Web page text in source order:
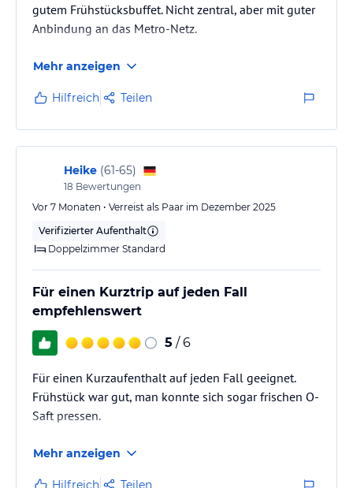
gutem Frühstücksbuffet. Nicht zentral, aber mit guter
Anbindung an das Metro-Netz.
Mehr anzeigen
Hilfreich Teilen
Heike (61-65)
18 Bewertungen
Vor 7 Monaten • Verreist als Paar im Dezember 2025
Verifizierter Aufenthalt
Doppelzimmer Standard
Für einen Kurztrip auf jeden Fall
empfehlenswert
5 / 6
Für einen Kurzaufenthalt auf jeden Fall geeignet.
Frühstück war gut, man konnte sich sogar frischen O-
Saft pressen.
Mehr anzeigen
Hilfreich Teilen